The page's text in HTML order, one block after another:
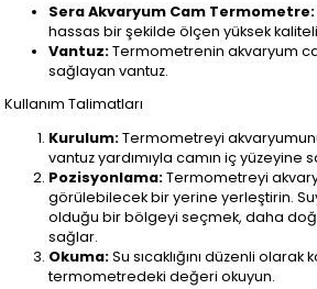
Sera Akvaryum Cam Termometre:
hassas bir şekilde ölçen yüksek
Vantuz:Termometrenin akvaryum
sağlayan vantuz.
Kullanım Talimatları
Kurulum:Termometreyi
vantuz yardımıyla camın iç yüzeyine
Pozisyonlama:Termometreyi
görülebilecek bir yerine yerleştirin.
olduğu bir bölgeyi seçmek, daha
sağlar.
Okuma:Su sıcaklığını düzenli olarak
termometredeki değeri okuyun.